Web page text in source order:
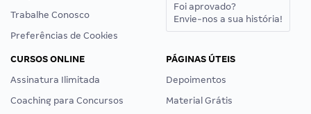
Trabalhe Conosco
Preferências de Cookies
Foi aprovado?
Envie-nos a sua história!
CURSOS ONLINE
Assinatura Ilimitada
Coaching para Concursos
PÁGINAS ÚTEIS
Depoimentos
Material Grátis